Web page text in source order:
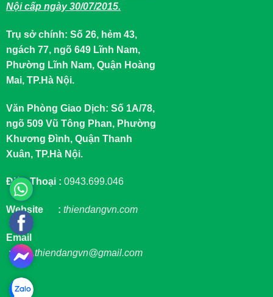
Nội cấp ngày 30/07/2015.
Trụ sở chính: Số 26, hẻm 43,
ngách 77, ngõ 649 Lĩnh Nam,
Phường Lĩnh Nam, Quận Hoàng
Mai, TP.Hà Nội.
Văn Phòng Giao Dịch: Số 1A/78,
ngõ 509 Vũ Tông Phan, Phường
Khương Đình, Quận Thanh
Xuân, TP.Hà Nội.
Điện Thoại : 0943.699.046
Website : thiendangvn.com
Email
: sale.thiendangvn@gmail.com